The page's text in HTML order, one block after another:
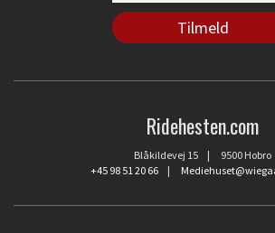
Ridehesten.com
Blåkildevej 15 | 9500 Hobro
+45 98 51 20 66|